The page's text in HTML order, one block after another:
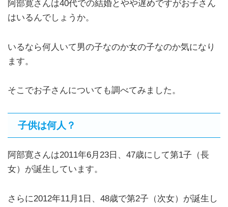
阿部寛さんは40代での結婚とやや遅めですがお子さん
はいるんでしょうか。
いるなら何人いて男の子なのか女の子なのか気になり
ます。
そこでお子さんについても調べてみました。
子供は何人？
阿部寛さんは2011年6月23日、47歳にして第1子（長
女）が誕生しています。
さらに2012年11月1日、48歳で第2子（次女）が誕生し